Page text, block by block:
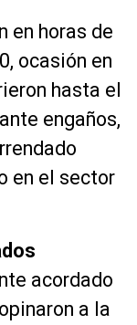
en horas de
ocasión en
hasta el
engaños,
en el sector
acordado
a la